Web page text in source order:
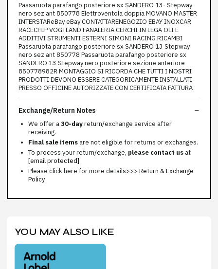
Passaruota parafango posteriore sx SANDERO 13- Stepway
nero sez ant 850778 Elettroventola doppia MOVANO MASTER
INTERSTAReBay eBay CONTATTARENEGOZIO EBAY INOXCAR
RACECHIP VOGTLAND FANALERIA CERCHI IN LEGA OLI E
ADDITIVI STRUMENTI ESTERNI SIMONI RACING RICAMBI
Passaruota parafango posteriore sx SANDERO 13 Stepway
nero sez ant 850778 Passaruota parafango posteriore sx
SANDERO 13 Stepway nero posteriore sezione anteriore
850778982R MONTAGGIO SI RICORDA CHE TUTTI I NOSTRI
PRODOTTI DEVONO ESSERE CATEGORICAMENTE INSTALLATI
PRESSO OFFICINE AUTORIZZATE CON CERTIFICATA FATTURA
Exchange/Return Notes
We offer a30-dayreturn/exchange service after
receiving.
Final sale items are not eligible for returns or exchanges.
To process your return/exchange, please contact us at
[email protected]
Please click here for more details>>> Return & Exchange
Policy
YOU MAY ALSO LIKE